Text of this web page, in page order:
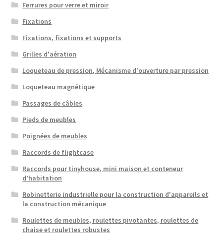
Ferrures pour verre et miroir
Fixations
Fixations, fixations et supports
Grilles d'aération
Loqueteau de pression, Mécanisme d'ouverture par pression
Loqueteau magnétique
Passages de câbles
Pieds de meubles
Poignées de meubles
Raccords de flightcase
Raccords pour tinyhouse, mini maison et conteneur
d’habitation
Robinetterie industrielle pour la construction d'appareils et
la construction mécanique
Roulettes de meubles, roulettes pivotantes, roulettes de
chaise et roulettes robustes